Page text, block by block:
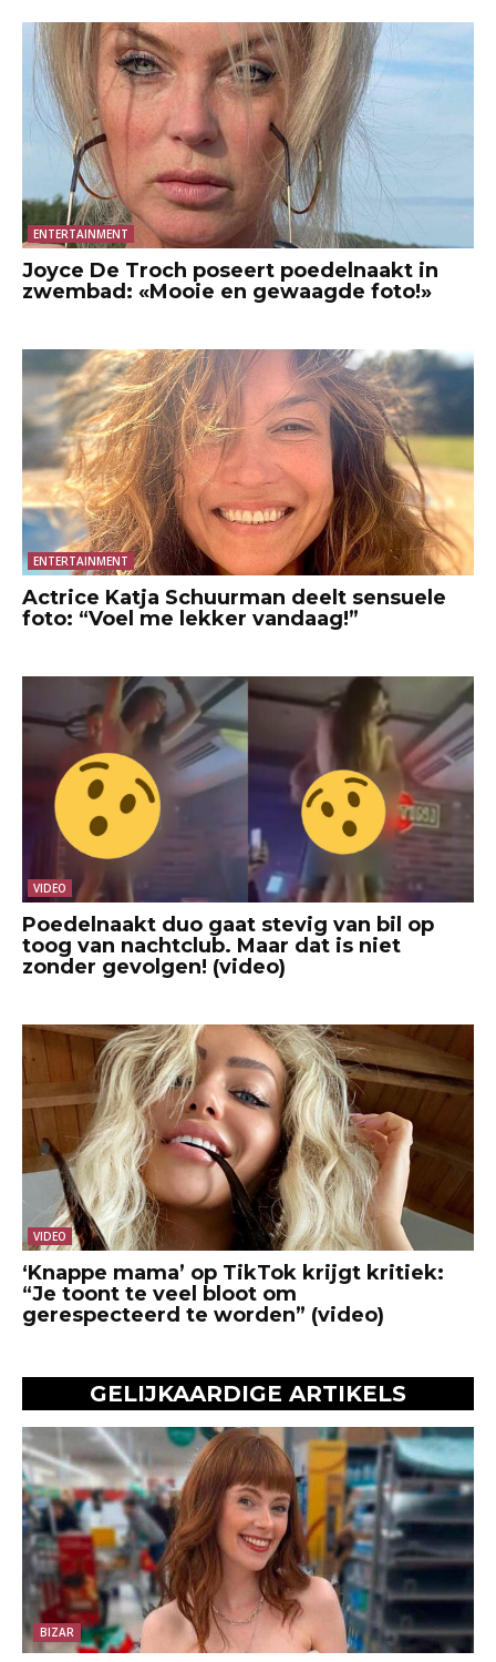
ENTERTAINMENT
Joyce De Troch poseert poedelnaakt in
zwembad: «Mooie en gewaagde foto!»
ENTERTAINMENT
Actrice Katja Schuurman deelt sensuele
foto: “Voel me lekker vandaag!”
VIDEO
Poedelnaakt duo gaat stevig van bil op
toog van nachtclub. Maar dat is niet
zonder gevolgen! (video)
VIDEO
‘Knappe mama’ op TikTok krijgt kritiek:
“Je toont te veel bloot om
gerespecteerd te worden” (video)
GELIJKAARDIGE ARTIKELS
BIZAR